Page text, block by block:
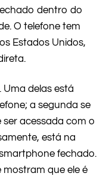
dentro do
O telefone tem
Estados Unidos,
Uma delas está
a segunda se
acessada com o
está na
fechado.
que ele é